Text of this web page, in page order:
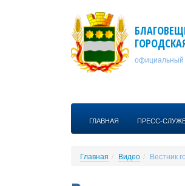
официальный
ГЛАВНАЯ ПРЕСС-
Главная Видео Вестник